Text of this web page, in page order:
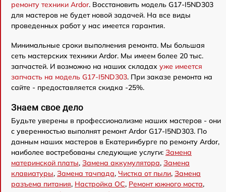
ремонту техники Ardor. Восстановить модель G17-I5ND303
для мастеров не будет новой задачей. На все виды
проведенных работ у нас имеется гарантия.
Минимальные сроки выполнения ремонта. Мы большая
сеть мастерских техники Ardor. Мы имеем более 20 тыс.
запчастей. И возможно на наших складах уже имеется
запчасть на модель G17-I5ND303. При заказе ремонта на
сайте - предоставляется скидка -25%.
Знаем свое дело
Будьте уверены в профессионализме наших мастеров - они
с уверенностью выполнят ремонт Ardor G17-I5ND303. По
данным наших мастеров в Екатеринбурге по ремонту Ardor,
наиболее востребованы следующие услуги: Замена
материнской платы, Замена аккумулятора, Замена
клавиатуры, Замена тачпада, Чистка от пыли, Замена
разъема питания, Настройка ОС, Ремонт южного моста,